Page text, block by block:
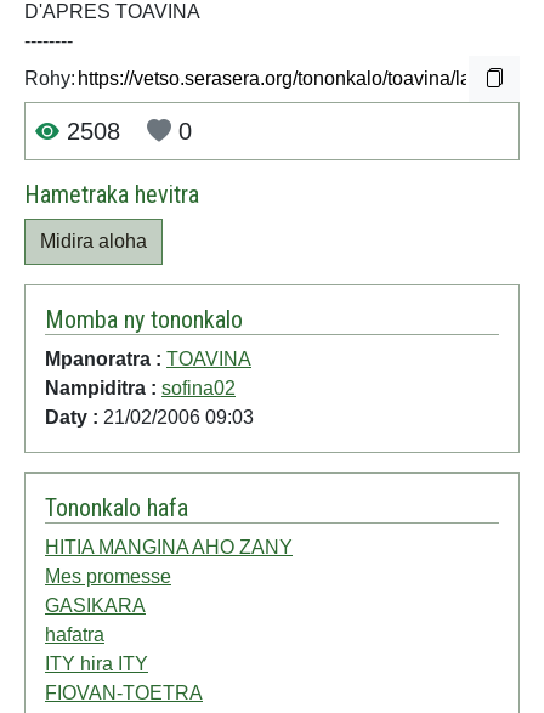
D'APRES TOAVINA
--------
Rohy:
2508 0
Hametraka hevitra
Midira aloha
Momba ny tononkalo
Mpanoratra : TOAVINA
Nampiditra : sofina02
Daty : 21/02/2006 09:03
Tononkalo hafa
HITIA MANGINA AHO ZANY
Mes promesse
GASIKARA
hafatra
ITY hira ITY
FIOVAN-TOETRA